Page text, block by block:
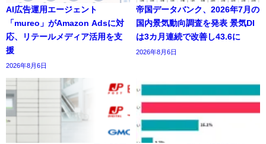
AI広告運用エージェント
「mureo」がAmazon Adsに対
応、リテールメディア活用を支
援
2026年8月6日
帝国データバンク、2026年7月の
国内景気動向調査を発表 景気DI
は3カ月連続で改善し43.6に
2026年8月6日